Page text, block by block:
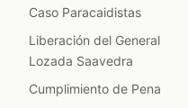
Caso Paracaidistas
Liberación del General
Lozada Saavedra
Cumplimiento de Pena